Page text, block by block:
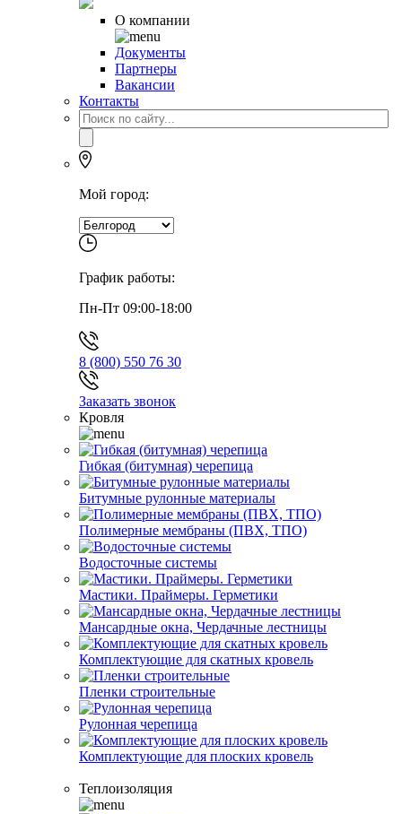
О компании
Документы
Партнеры
Вакансии
Контакты
Мой город:
График работы:
Пн-Пт 09:00-18:00
8 (800) 550 76 30
Заказать звонок
Кровля
Гибкая (битумная) черепица
Битумные рулонные материалы
Полимерные мембраны (ПВХ, ТПО)
Водосточные системы
Мастики. Праймеры. Герметики
Мансардные окна, Чердачные лестницы
Комплектующие для скатных кровель
Пленки строительные
Рулонная черепица
Комплектующие для плоских кровель
Теплоизоляция